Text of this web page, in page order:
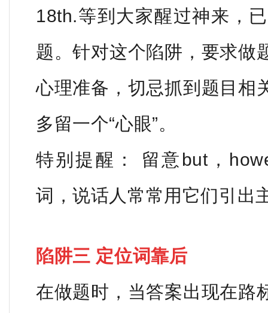
18th.等到大家醒过神来，
题。针对这个陷阱，要求做
心理准备，切忌抓到题目相
多留一个“心眼”。
特别提醒： 留意but，
词，说话人常常用它们引出
陷阱三 定位词靠后
在做题时，当答案出现在路